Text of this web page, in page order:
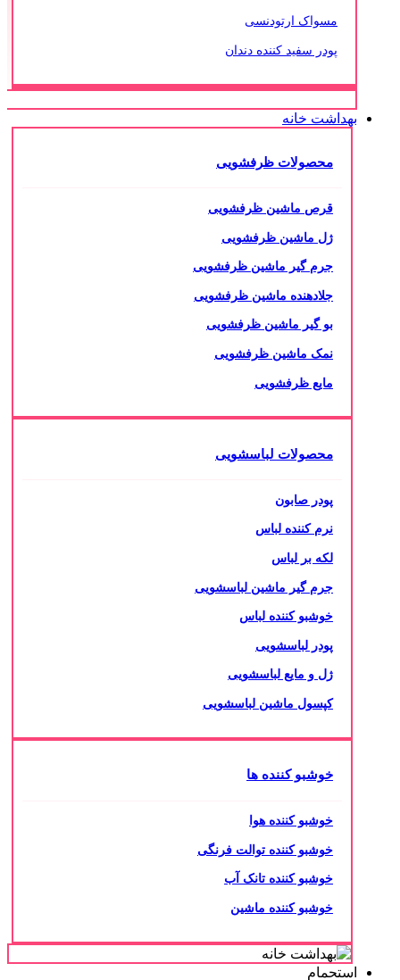
مسواک ارتودنسی
پودر سفید کننده دندان
بهداشت خانه
محصولات ظرفشویی
قرص ماشین ظرفشویی
ژل ماشین ظرفشویی
جرم گیر ماشین ظرفشویی
جلادهنده ماشین ظرفشویی
بو گیر ماشین ظرفشویی
نمک ماشین ظرفشویی
مایع ظرفشویی
محصولات لباسشویی
پودر صابون
نرم کننده لباس
لکه بر لباس
جرم گیر ماشین لباسشویی
خوشبو کننده لباس
پودر لباسشویی
ژل و مایع لباسشویی
کپسول ماشین لباسشویی
خوشبو کننده ها
خوشبو کننده هوا
خوشبو کننده توالت فرنگی
خوشبو کننده تانک آب
خوشبو کننده ماشین
استحمام